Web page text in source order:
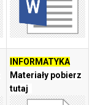
INFORMATYKA
Materiały pobierz
tutaj